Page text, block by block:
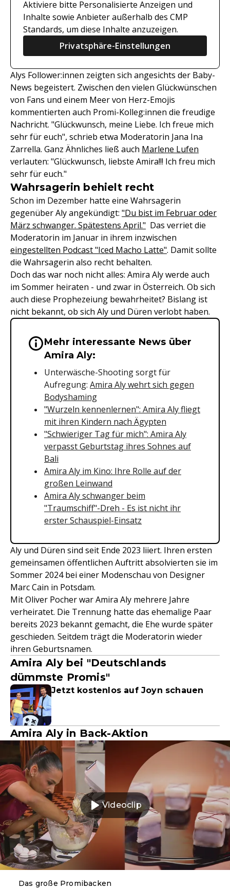
Aktiviere bitte Personalisierte Anzeigen und
Inhalte sowie Anbieter außerhalb des CMP
Standards, um diese Inhalte anzuzeigen.
Privatsphäre-Einstellungen
Alys Follower:innen zeigten sich angesichts der Baby-
News begeistert. Zwischen den vielen Glückwünschen
von Fans und einem Meer von Herz-Emojis
kommentierten auch Promi-Kolleg:innen die freudige
Nachricht. "Glückwunsch, meine Liebe. Ich freue mich
sehr für euch", schrieb etwa Moderatorin Jana Ina
Zarrella. Ganz Ähnliches ließ auch Marlene Lufen
verlauten: "Glückwunsch, liebste Amira!!! Ich freu mich
sehr für euch."
Wahrsagerin behielt recht
Schon im Dezember hatte eine Wahrsagerin
gegenüber Aly angekündigt: "Du bist im Februar oder
März schwanger. Spätestens April." Das verriet die
Moderatorin im Januar in ihrem inzwischen
eingestellten Podcast "Iced Macho Latte". Damit sollte
die Wahrsagerin also recht behalten.
Doch das war noch nicht alles: Amira Aly werde auch
im Sommer heiraten - und zwar in Österreich. Ob sich
auch diese Prophezeiung bewahrheitet? Bislang ist
nicht bekannt, ob sich Aly und Düren verlobt haben.
Wichtige Hinweise &
Mehr interessante News über
Amira Aly:
Unterwäsche-Shooting sorgt für
Aufregung: Amira Aly wehrt sich gegen
Bodyshaming
"Wurzeln kennenlernen": Amira Aly fliegt
mit ihren Kindern nach Ägypten
"Schwieriger Tag für mich": Amira Aly
verpasst Geburtstag ihres Sohnes auf
Bali
Amira Aly im Kino: Ihre Rolle auf der
großen Leinwand
Amira Aly schwanger beim
"Traumschiff"-Dreh - Es ist nicht ihr
erster Schauspiel-Einsatz
Aly und Düren sind seit Ende 2023 liiert. Ihren ersten
gemeinsamen öffentlichen Auftritt absolvierten sie im
Sommer 2024 bei einer Modenschau von Designer
Marc Cain in Potsdam.
Mit Oliver Pocher war Amira Aly mehrere Jahre
verheiratet. Die Trennung hatte das ehemalige Paar
bereits 2023 bekannt gemacht, die Ehe wurde später
geschieden. Seitdem trägt die Moderatorin wieder
ihren Geburtsnamen.
Amira Aly bei "Deutschlands
dümmste Promis"
Jetzt kostenlos auf Joyn schauen
Amira Aly in Back-Aktion
Videoclip
Das große Promibacken